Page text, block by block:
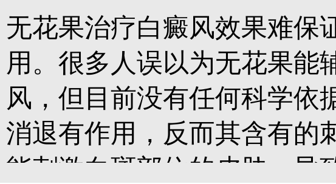
无花果治疗白癜风效果难保
用。很多人误以为无花果能
风，但目前没有任何科学依
消退有作用，反而其含有的
能刺激白斑部位的皮肤，导